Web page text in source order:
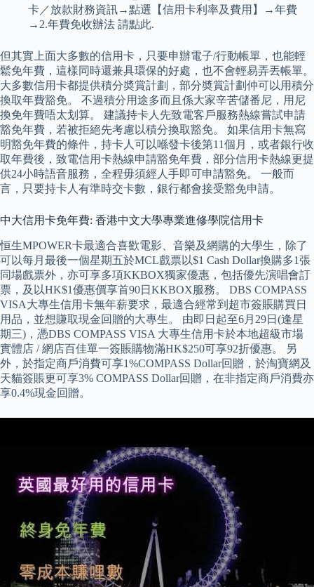
卡／放款財務資訊→點選【信用卡利率及費用】→年費
→2.年費免收辦法 請點此.
但其實上面大多數的信用卡，只要申辦電子/行動帳單，也能輕
鬆免年費，這樣同時還兼具環保的好處，也不會輕易弄丟帳單。
大多數信用卡都提供積分奬賞計劃，部分奬賞計劃仲可以用積分
換取年費豁免。 不過積分用途多而且係大家辛苦儲番尼，用尼
換免年費唔太划算。 建議持卡人先致電客戶服務熱線嘗試申請
豁免年費，若被拒絕先考慮以積分換取豁免。 如果信用卡無寫
明豁免年費的條件，持卡人可以喺發卡後第11個月，或者銀行收
取年費後，致電信用卡熱線申請豁免年費，部分信用卡熱線更提
供24小時語音服務，全程毋須經人手即可申請豁免。 一般而
言，只要持卡人有準時交卡數，銀行都會接受豁免申請。
中大信用卡免年費: 香港中文大學專業進修學院信用卡
恒生MPOWER卡最適合喜歡電影、音樂及網購的大學生，除了
可以每月最後一個星期五於MCL戲票以$1 Cash Dollar換購多1張
同場戲票外，亦可享多項KKBOX獨家優惠，包括優先演唱會訂
票，及以HK$1優惠價享首90日KKBOX服務。 DBS COMPASS
VISA大專生信用卡無年薪要求，最適合經常到超市簽賬購買日
用品，並想賺取現金回贈的大專生。 由即日起至6月29日(逢星
期三)，憑DBS COMPASS VISA 大專生信用卡於本地超級市場
實體店 / 網店百佳單一簽賬購物滿HK$250可享92折優惠。 另
外，於指定商戶消費可享1%COMPASS Dollar回贈，於淘寶網及
天貓簽賬更可享3% COMPASS Dollar回贈，在非指定商戶消費亦
享0.4%現金回贈。